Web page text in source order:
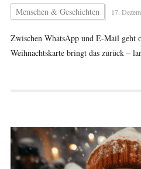
Menschen & Geschichten 17.
Zwischen WhatsApp und E-Mail geht
Weihnachtskarte bringt das zurück –